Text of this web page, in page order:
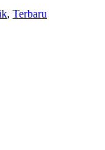
, Terbaru